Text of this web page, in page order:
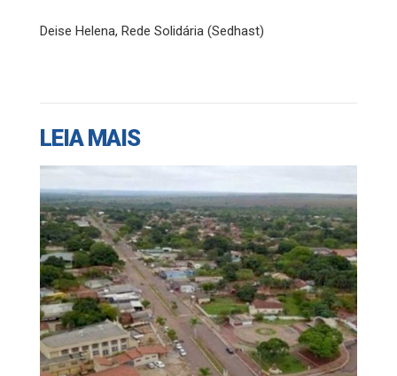
Deise Helena, Rede Solidária (Sedhast)
LEIA MAIS